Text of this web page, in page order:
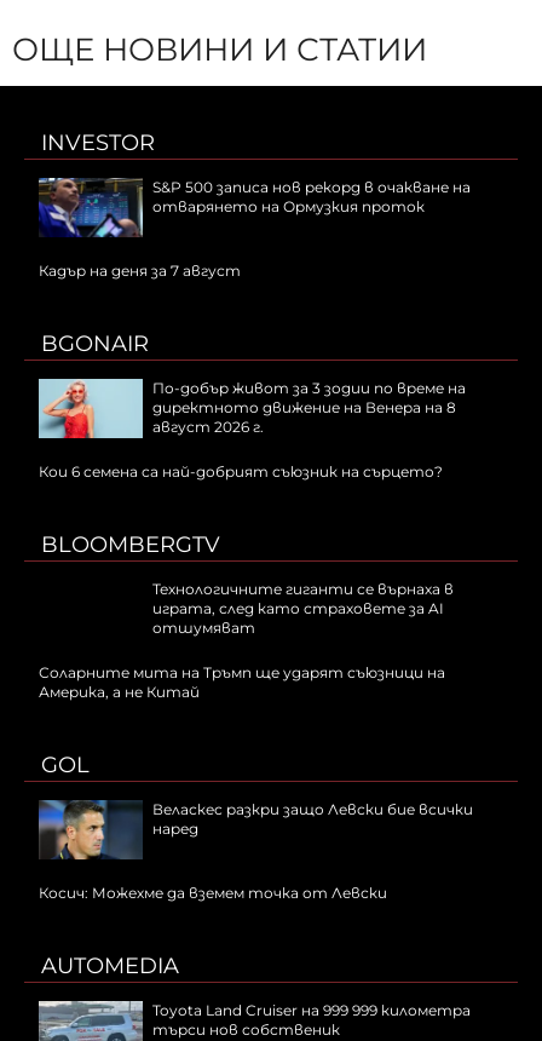
ОЩЕ НОВИНИ И СТАТИИ
INVESTOR
S&P 500 записа нов рекорд в очакване на
отварянето на Ормузкия проток
Кадър на деня за 7 август
BGONAIR
По-добър живот за 3 зодии по време на
директното движение на Венера на 8
август 2026 г.
Кои 6 семена са най-добрият съюзник на сърцето?
BLOOMBERGTV
Технологичните гиганти се върнаха в
играта, след като страховете за AI
отшумяват
Соларните мита на Тръмп ще ударят съюзници на
Америка, а не Китай
GOL
Веласкес разкри защо Левски бие всички
наред
Косич: Можехме да вземем точка от Левски
AUTOMEDIA
Toyota Land Cruiser на 999 999 километра
търси нов собственик